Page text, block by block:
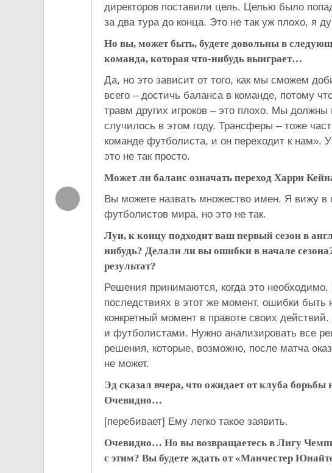
директоров поставили цель. Целью было
за два тура до конца. Это не так уж плохо, я
Но вы, может быть, будете довольны в
команда, которая что-нибудь выиграет…
Да, но это зависит от того, как мы сможем
всего – достичь баланса в команде, потому
травм других игроков – это плохо. Мы должны
случилось в этом году. Трансферы – тоже
команде футболиста, и он переходит к нам».
это не так просто.
Может ли баланс означать переход Харри
Вы можете назвать множество имен. Я вижу
футболистов мира, но это не так.
Луи, к концу подходит ваш первый сезон в
нибудь? Делали ли вы ошибки в начале
результат?
Решения принимаются, когда это
последствиях в этот же момент, ошибки
конкретный момент в правоте своих
и футболистами. Нужно анализировать все
решения, которые, возможно, после матча
не может.
Эд сказал вчера, что ожидает от клуба
Очевидно…
[перебивает] Ему легко такое заявить.
Очевидно… Но вы возвращаетесь в Лигу
с этим? Вы будете ждать от «Манчестер